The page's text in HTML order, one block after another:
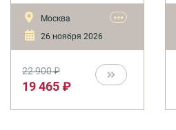
Москва
26 ноября 2026
•••
22 900 ₽
19 465 ₽